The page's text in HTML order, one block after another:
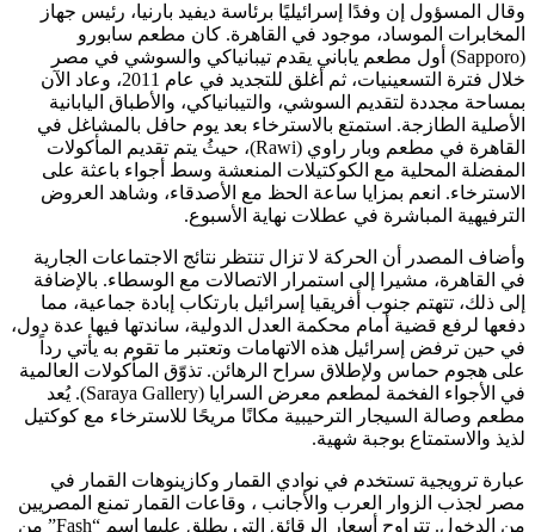
وقال المسؤول إن وفدًا إسرائيليًا برئاسة ديفيد بارنيا، رئيس جهاز
المخابرات الموساد، موجود في القاهرة. كان مطعم سابورو
(Sapporo) أول مطعم ياباني يقدم تيبانياكي والسوشي في مصر
خلال فترة التسعينيات، ثم أغلق للتجديد في عام 2011، وعاد الآن
بمساحة مجددة لتقديم السوشي، والتيبانياكي، والأطباق اليابانية
الأصلية الطازجة. استمتع بالاسترخاء بعد يوم حافل بالمشاغل في
القاهرة في مطعم وبار راوي (Rawi)، حيثُ يتم تقديم المأكولات
المفضلة المحلية مع الكوكتيلات المنعشة وسط أجواء باعثة على
الاسترخاء. انعم بمزايا ساعة الحظ مع الأصدقاء، وشاهد العروض
الترفيهية المباشرة في عطلات نهاية الأسبوع.
وأضاف المصدر أن الحركة لا تزال تنتظر نتائج الاجتماعات الجارية
في القاهرة، مشيرا إلى استمرار الاتصالات مع الوسطاء. بالإضافة
إلى ذلك، تتهتم جنوب أفريقيا إسرائيل بارتكاب إبادة جماعية، مما
دفعها لرفع قضية أمام محكمة العدل الدولية، ساندتها فيها عدة دول،
في حين ترفض إسرائيل هذه الاتهامات وتعتبر ما تقوم به يأتي رداً
على هجوم حماس ولإطلاق سراح الرهائن. تذوّق المأكولات العالمية
في الأجواء الفخمة لمطعم معرض السرايا (Saraya Gallery). يُعد
مطعم وصالة السيجار الترحيبية مكانًا مريحًا للاسترخاء مع كوكتيل
لذيذ والاستمتاع بوجبة شهية.
عبارة ترويجية تستخدم في نوادي القمار وكازينوهات القمار في
مصر لجذب الزوار العرب والأجانب ، وقاعات القمار تمنع المصريين
من الدخول. تتراوح أسعار الرقائق التي يطلق عليها اسم “Fash” من